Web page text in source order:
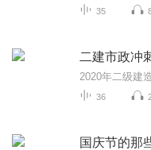
35
二建市政冲
36
国庆节的那